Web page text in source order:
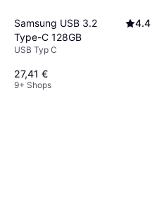
Samsung USB 3.2
Type-C 128GB
4.4
USB Typ C
27,41 €
9+ Shops